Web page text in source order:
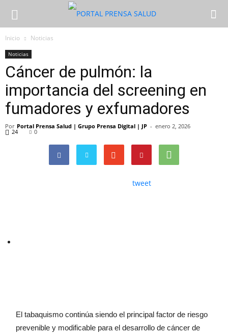
Inicio Noticias
Noticias
Cáncer de pulmón: la
importancia del screening en
fumadores y exfumadores
Por Portal Prensa Salud | Grupo Prensa Digital | JP - enero 2, 2026
24 0
tweet
El tabaquismo continúa siendo el principal factor de riesgo
prevenible y modificable para el desarrollo de cáncer de